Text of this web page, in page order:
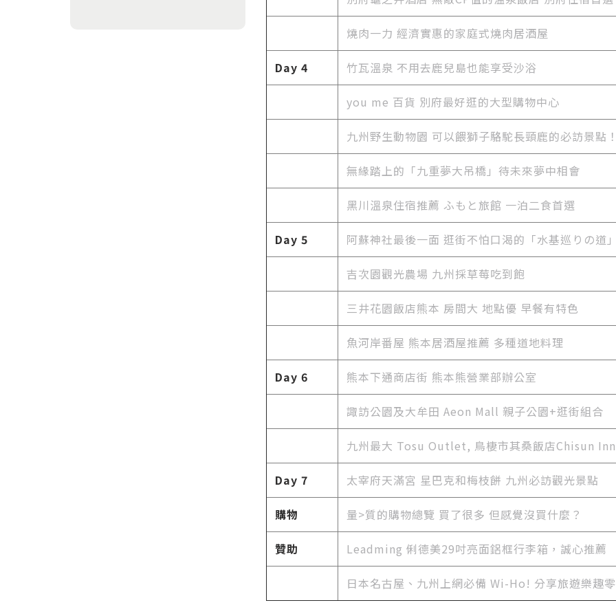
燒肉一力 經濟實惠的家庭式燒肉居酒屋
Day 4 竹瓦溫泉 不用去鹿兒島也能享受沙浴
you me 百貨 別府最好逛的大型購物中心
九州野生動物園 可以餵獅子駱駝長頸鹿的必訪景點
無緣踏上的「九重夢大吊橋」待未來夢中相會
黑川溫泉住宿推薦 ふもと旅館 一泊二食首選
Day 5 阿蘇神社最後一面 逛街不怕口渴的「水基巡りの道
吉次園觀光農場 九州採草莓吃到飽
三井花園飯店熊本 房間大 地點優 早餐有特色
魚河岸番屋 熊本居酒屋推薦 多種道地料理
Day 6 熊本下通商店街 熊本熊營業部辦公室
諏訪公園及大牟田 Aeon Mall 親子公園+逛街組合
九州最大 Tosu Outlet, 鳥棲市其桑飯店Chisun Inn
Day 7 太宰府天滿宮 星巴克和梅枝餅 九州必訪觀光景點
購物 量>質的購物總覽 買了很多 但感覺沒買什麼？
贊助 Leadming 俐德美29吋亮面鋁框行李箱，誠心推薦
日本名古屋、九州上網必備 Wi-Ho! 分享旅遊樂趣